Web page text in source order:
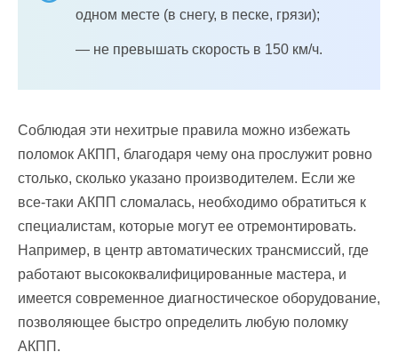
одном месте (в снегу, в песке, грязи);
— не превышать скорость в 150 км/ч.
Соблюдая эти нехитрые правила можно избежать
поломок АКПП, благодаря чему она прослужит ровно
столько, сколько указано производителем. Если же
все-таки АКПП сломалась, необходимо обратиться к
специалистам, которые могут ее отремонтировать.
Например, в центр автоматических трансмиссий, где
работают высококвалифицированные мастера, и
имеется современное диагностическое оборудование,
позволяющее быстро определить любую поломку
АКПП.